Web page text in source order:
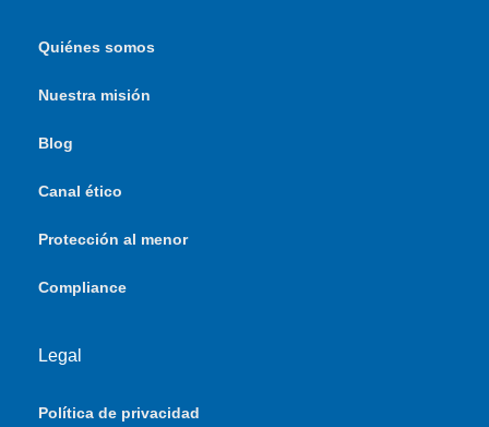
Quiénes somos
Nuestra misión
Blog
Canal ético
Protección al menor
Compliance
Legal
Política de privacidad